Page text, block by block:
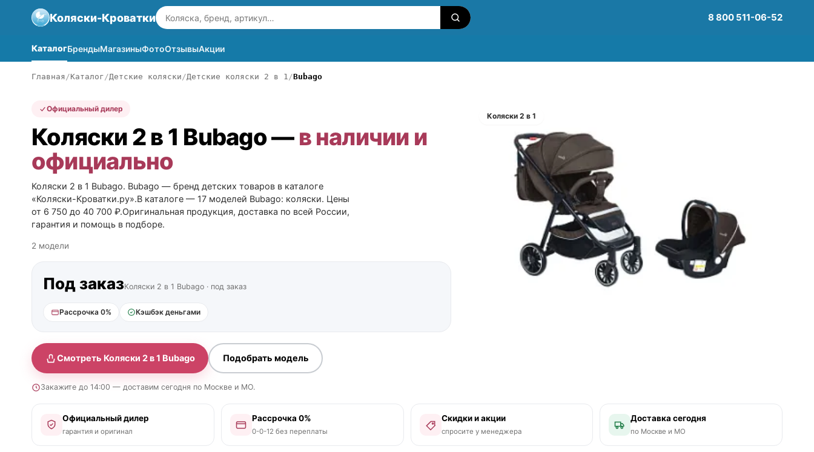
Коляски-Кроватки 8 800 511-06-52
КаталогБрендыМагазиныФотоОтзывыАкции
Главная Каталог Детские коляски Детские коляски 2 в 1 Bubago
Официальный дилер
Коляски 2 в 1 Bubago —в наличии и
официально
Коляски 2 в 1 Bubago. Bubago — бренд детских товаров в каталоге
«Коляски-Кроватки.ру».В каталоге — 17 моделей Bubago: коляски. Цены
от 6 750 до 40 700 ₽.Оригинальная продукция, доставка по всей России,
гарантия и помощь в подборе.
2 модели
Под заказКоляски 2 в 1 Bubago · под заказ
Рассрочка 0% Кэшбэк деньгами
Смотреть Коляски 2 в 1 Bubago Подобрать модель
Закажите до 14:00 — доставим сегодня по Москве и МО.
Коляски 2 в 1
Официальный дилер
гарантия и оригинал
Рассрочка 0%
0-0-12 без переплаты
Скидки и акции
спросите у менеджера
Доставка сегодня
по Москве и МО